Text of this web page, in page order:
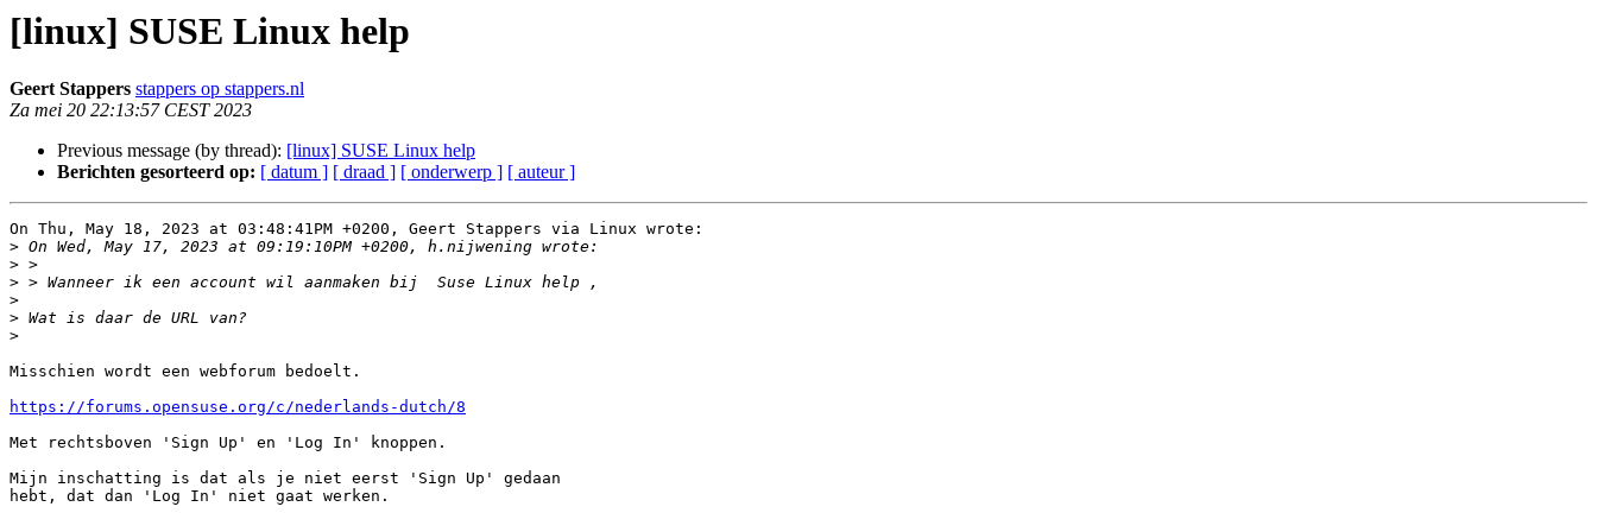
[linux] SUSE Linux help
Geert Stappers stappers op stappers.nl
Za mei 20 22:13:57 CEST 2023
Previous message (by thread): [linux] SUSE Linux help
Berichten gesorteerd op: [ datum ] [ draad ] [ onderwerp ] [ auteur ]
On Thu, May 18, 2023 at 03:48:41PM +0200, Geert Stappers via Linux wrote:
>
>
>
>
>
>
Misschien wordt een webforum bedoelt.
https://forums.opensuse.org/c/nederlands-dutch/8
Met rechtsboven 'Sign Up' en 'Log In' knoppen.
Mijn inschatting is dat als je niet eerst 'Sign Up' gedaan
hebt, dat dan 'Log In' niet gaat werken.